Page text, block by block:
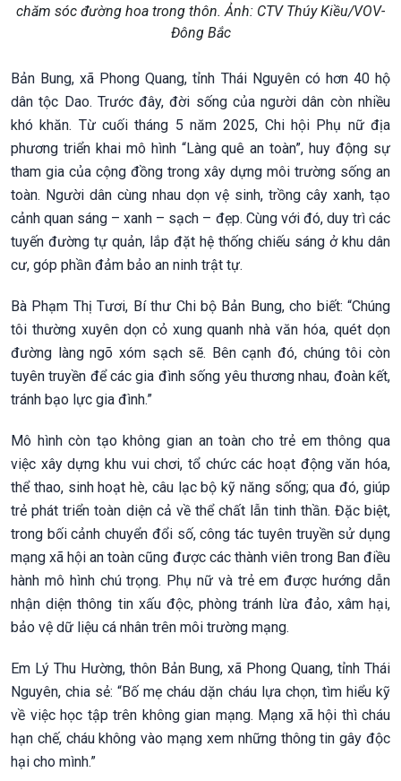
chăm sóc đường hoa trong thôn. Ảnh: CTV Thúy Kiều/VOV-
Đông Bắc
Bản Bung, xã Phong Quang, tỉnh Thái Nguyên có hơn 40 hộ
dân tộc Dao. Trước đây, đời sống của người dân còn nhiều
khó khăn. Từ cuối tháng 5 năm 2025, Chi hội Phụ nữ địa
phương triển khai mô hình “Làng quê an toàn”, huy động sự
tham gia của cộng đồng trong xây dựng môi trường sống an
toàn. Người dân cùng nhau dọn vệ sinh, trồng cây xanh, tạo
cảnh quan sáng – xanh – sạch – đẹp. Cùng với đó, duy trì các
tuyến đường tự quản, lắp đặt hệ thống chiếu sáng ở khu dân
cư, góp phần đảm bảo an ninh trật tự.
Bà Phạm Thị Tươi, Bí thư Chi bộ Bản Bung, cho biết: “Chúng
tôi thường xuyên dọn cỏ xung quanh nhà văn hóa, quét dọn
đường làng ngõ xóm sạch sẽ. Bên cạnh đó, chúng tôi còn
tuyên truyền để các gia đình sống yêu thương nhau, đoàn kết,
tránh bạo lực gia đình.”
Mô hình còn tạo không gian an toàn cho trẻ em thông qua
việc xây dựng khu vui chơi, tổ chức các hoạt động văn hóa,
thể thao, sinh hoạt hè, câu lạc bộ kỹ năng sống; qua đó, giúp
trẻ phát triển toàn diện cả về thể chất lẫn tinh thần. Đặc biệt,
trong bối cảnh chuyển đổi số, công tác tuyên truyền sử dụng
mạng xã hội an toàn cũng được các thành viên trong Ban điều
hành mô hình chú trọng. Phụ nữ và trẻ em được hướng dẫn
nhận diện thông tin xấu độc, phòng tránh lừa đảo, xâm hại,
bảo vệ dữ liệu cá nhân trên môi trường mạng.
Em Lý Thu Hường, thôn Bản Bung, xã Phong Quang, tỉnh Thái
Nguyên, chia sẻ: “Bố mẹ cháu dặn cháu lựa chọn, tìm hiểu kỹ
về việc học tập trên không gian mạng. Mạng xã hội thì cháu
hạn chế, cháu không vào mạng xem những thông tin gây độc
hại cho mình.”